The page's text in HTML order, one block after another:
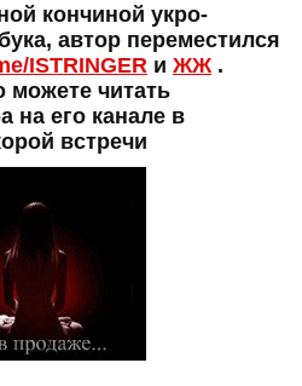
кончиной укро-
автор переместился
ISTRINGER и ЖЖ .
можете читать
на его канале в
встречи